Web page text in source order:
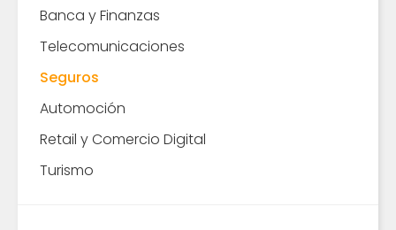
Banca y Finanzas
Telecomunicaciones
Seguros
Automoción
Retail y Comercio Digital
Turismo